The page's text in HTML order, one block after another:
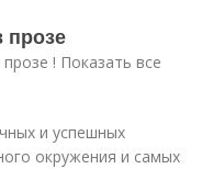
прозе
! Показать все
и успешных
окружения и самых